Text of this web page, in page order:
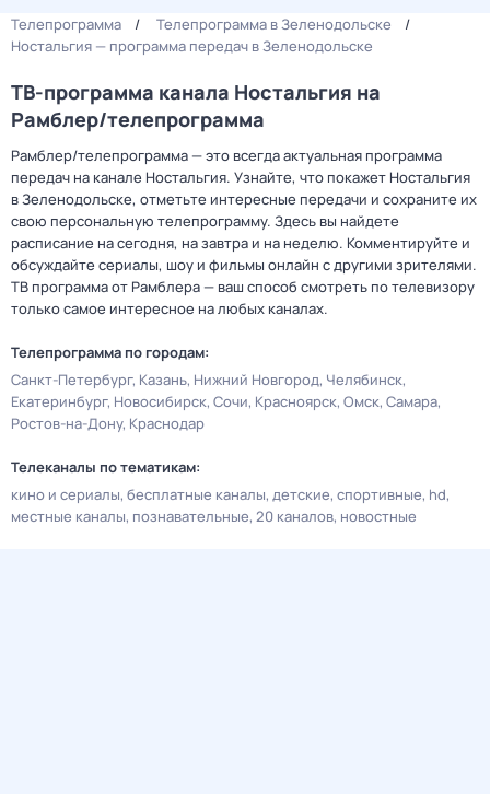
Телепрограмма
Телепрограмма в Зеленодольске
Ностальгия — программа передач в Зеленодольске
ТВ-программа канала Ностальгия на
Рамблер/телепрограмма
Рамблер/телепрограмма — это всегда актуальная программа
передач на канале Ностальгия. Узнайте, что покажет Ностальгия
в Зеленодольске, отметьте интересные передачи и сохраните их
свою персональную телепрограмму. Здесь вы найдете
расписание на сегодня, на завтра и на неделю. Комментируйте и
обсуждайте сериалы, шоу и фильмы онлайн с другими зрителями.
ТВ программа от Рамблера — ваш способ смотреть по телевизору
только самое интересное на любых каналах.
Телепрограмма по городам:
Санкт-Петербург Казань Нижний Новгород Челябинск
Екатеринбург Новосибирск Сочи Красноярск Омск Самара
Ростов-на-Дону Краснодар
Телеканалы по тематикам:
кино и сериалы бесплатные каналы детские спортивные hd
местные каналы познавательные 20 каналов новостные